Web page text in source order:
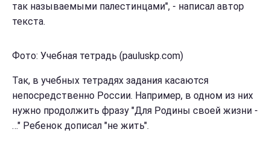
так называемыми палестинцами", - написал автор
текста.
Фото: Учебная тетрадь (pauluskp.com)
Так, в учебных тетрадях задания касаются
непосредственно России. Например, в одном из них
нужно продолжить фразу "Для Родины своей жизни -
…" Ребенок дописал "не жить".